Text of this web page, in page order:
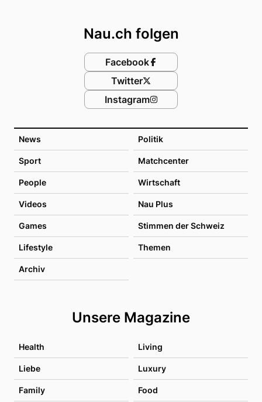
News Politik
Sport Matchcenter
People Wirtschaft
Videos Nau Plus
Games Stimmen der Schweiz
Lifestyle Themen
Archiv
Unsere Magazine
Health Living
Liebe Luxury
Family Food
Nau.ch folgen
Facebook
Twitter
Instagram